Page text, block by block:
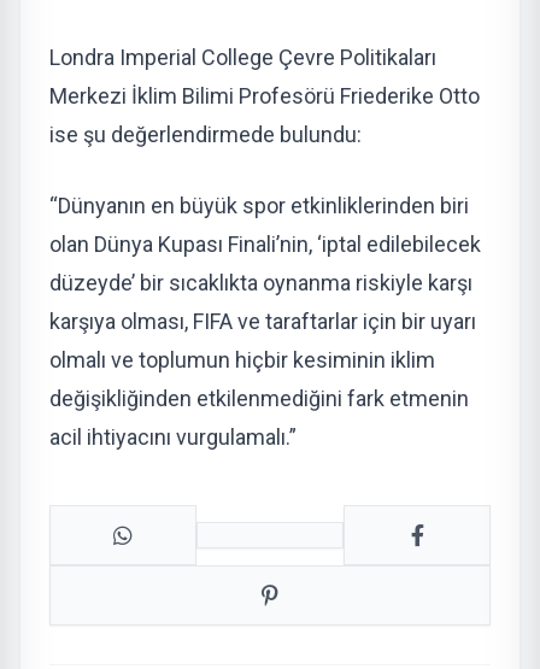
Londra Imperial College Çevre Politikaları
Merkezi İklim Bilimi Profesörü Friederike Otto
ise şu değerlendirmede bulundu:
“Dünyanın en büyük spor etkinliklerinden biri
olan Dünya Kupası Finali’nin, ‘iptal edilebilecek
düzeyde’ bir sıcaklıkta oynanma riskiyle karşı
karşıya olması, FIFA ve taraftarlar için bir uyarı
olmalı ve toplumun hiçbir kesiminin iklim
değişikliğinden etkilenmediğini fark etmenin
acil ihtiyacını vurgulamalı.”